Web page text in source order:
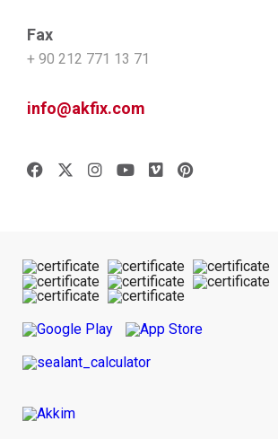
Fax
+ 90 212 771 13 71
info@akfix.com